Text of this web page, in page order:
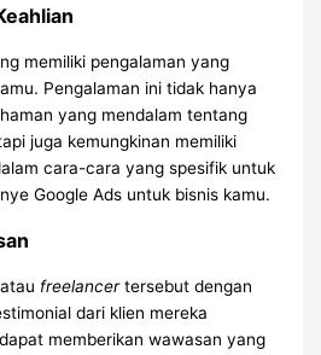
memiliki pengalaman yang
Pengalaman ini tidak hanya
yang mendalam tentang
juga kemungkinan memiliki
cara-cara yang spesifik untuk
Google Ads untuk bisnis kamu.
freelancertersebut dengan
dari klien mereka
memberikan wawasan yang